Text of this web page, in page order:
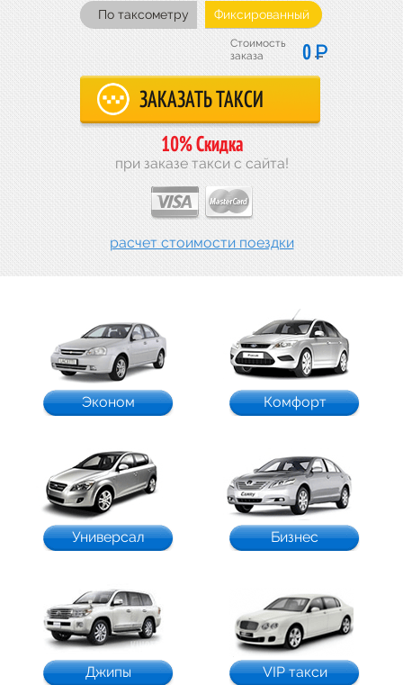
По таксометру Фиксированный
Стоимость
заказа
0Р
10% Скидка
при заказе такси с сайта!
расчет стоимости поездки
Эконом Комфорт
Универсал Бизнес
Джипы VIP такси